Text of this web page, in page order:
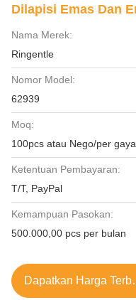
Dilapisi Emas Dan
Nama Merek:
Ringentle
Nomor Model:
62939
Moq:
100pcs atau Nego/per gaya
Ketentuan Pembayaran:
T/T, PayPal
Kemampuan Pasokan:
500.000,00 pcs per bulan
Dapatkan Harga